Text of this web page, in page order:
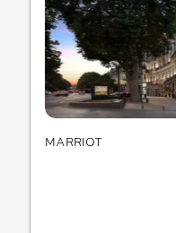
MARRIOT